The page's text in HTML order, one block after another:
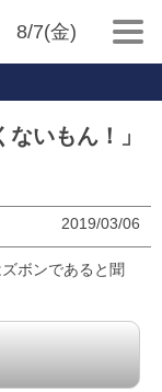
8/7(金)
いもん！」
2019/03/06
ボンであると聞